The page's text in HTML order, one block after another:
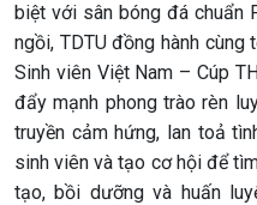
biệt với sân bóng đá chuẩn
ngồi, TDTU đồng hành
Sinh viên Việt Nam – Cúp
đẩy mạnh phong trào rèn
truyền cảm hứng, lan toả
sinh viên và tạo cơ hội để
tạo, bồi dưỡng và huấn